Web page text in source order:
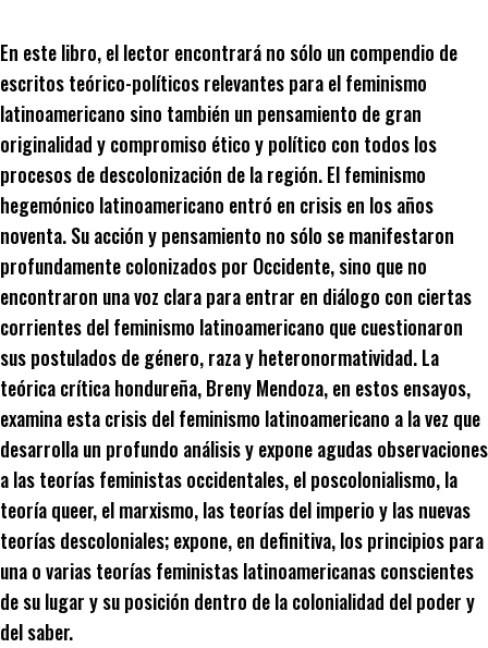
En este libro, el lector encontrará no sólo un compendio de
escritos teórico-políticos relevantes para el feminismo
latinoamericano sino también un pensamiento de gran
originalidad y compromiso ético y político con todos los
procesos de descolonización de la región. El feminismo
hegemónico latinoamericano entró en crisis en los años
noventa. Su acción y pensamiento no sólo se manifestaron
profundamente colonizados por Occidente, sino que no
encontraron una voz clara para entrar en diálogo con ciertas
corrientes del feminismo latinoamericano que cuestionaron
sus postulados de género, raza y heteronormatividad. La
teórica crítica hondureña, Breny Mendoza, en estos ensayos,
examina esta crisis del feminismo latinoamericano a la vez que
desarrolla un profundo análisis y expone agudas observaciones
a las teorías feministas occidentales, el poscolonialismo, la
teoría queer, el marxismo, las teorías del imperio y las nuevas
teorías descoloniales; expone, en definitiva, los principios para
una o varias teorías feministas latinoamericanas conscientes
de su lugar y su posición dentro de la colonialidad del poder y
del saber.